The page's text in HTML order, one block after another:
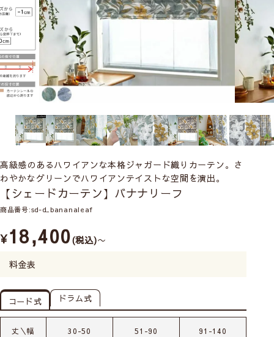
高級感のあるハワイアンな本格ジャガード織りカーテン。さ
わやかなグリーンでハワイアンテイストな空間を演出。
【シェードカーテン】バナナリーフ
商品番号 sd-d_bananaleaf
¥18,400 税込 〜
料金表
コード式 ドラム式
丈＼幅 30-50 51-90 91-140